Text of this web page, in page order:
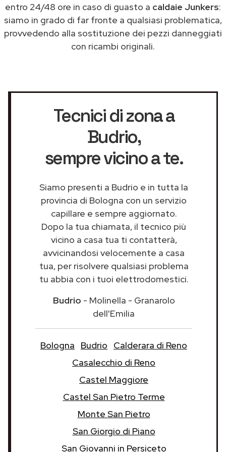
entro 24/48 ore in caso di guasto a caldaie Junkers:
siamo in grado di far fronte a qualsiasi problematica,
provvedendo alla sostituzione dei pezzi danneggiati
con ricambi originali.
Tecnici di zona a
Budrio,
sempre vicino a te.
Siamo presenti a Budrio e in tutta la
provincia di Bologna con un servizio
capillare e sempre aggiornato.
Dopo la tua chiamata, il tecnico più
vicino a casa tua ti contatterà,
avvicinandosi velocemente a casa
tua, per risolvere qualsiasi problema
tu abbia con i tuoi elettrodomestici.
Budrio - Molinella - Granarolo
dell'Emilia
Bologna Budrio
Calderara di Reno
Casalecchio di Reno
Castel Maggiore
Castel San Pietro Terme
Monte San Pietro
San Giorgio di Piano
San Giovanni in Persiceto